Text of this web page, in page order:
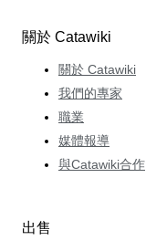
關於 Catawiki
關於 Catawiki
我們的專家
職業
媒體報導
與Catawiki合作
出售